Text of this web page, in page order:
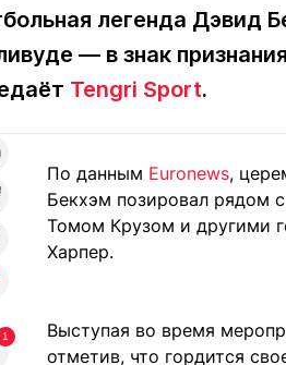
О проекте
001 44 99
Реклама
+7
легенда Дэвид
— в знак
Tengri Sport.
1
По данным Euronews,
Бекхэм позировал рядом
Томом Крузом и другими
Харпер.
Выступая во время
отметив, что гордится